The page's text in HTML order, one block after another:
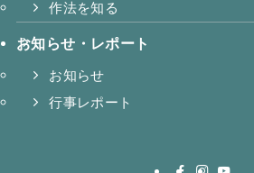
作法を知る
お知らせ・レポート
お知らせ
行事レポート